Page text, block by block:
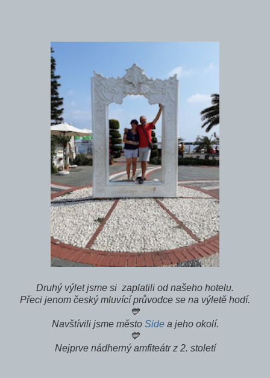
Druhý výlet jsme si zaplatili od našeho hotelu.
Přeci jenom český mluvící průvodce se na výletě hodí.
💙
Navštívili jsme město Sidea jeho okolí.
💙
Nejprve nádherný amfiteátr z 2. století